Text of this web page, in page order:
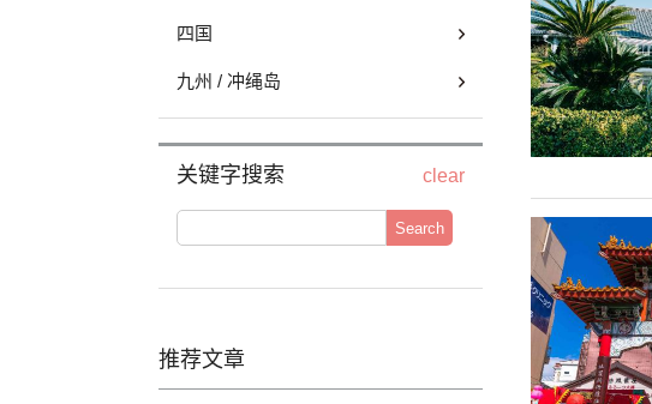
四国
九州 / 冲绳岛
关键字搜索 clear
Search
推荐文章